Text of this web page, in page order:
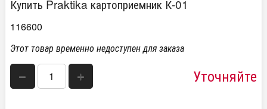
Купить Praktika картоприемник К-01
116600
Этот товар временно недоступен для заказа
− + Уточняйте